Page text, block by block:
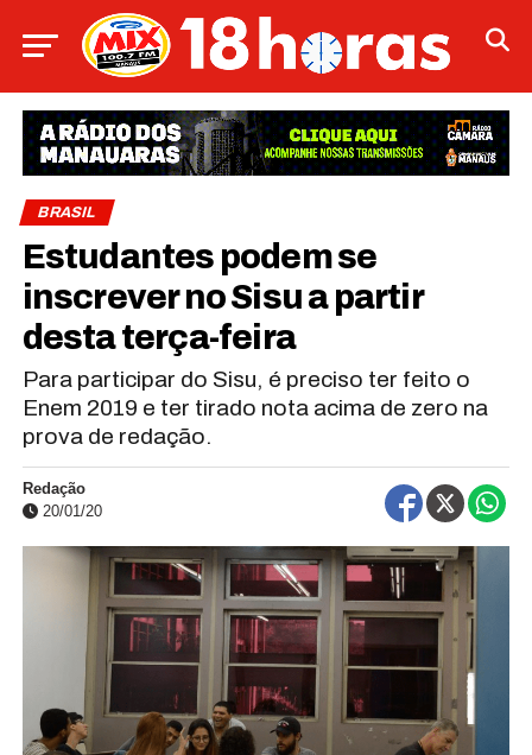
BRASIL
Estudantes podem se
inscrever no Sisu a partir
desta terça-feira
Para participar do Sisu, é preciso ter feito o
Enem 2019 e ter tirado nota acima de zero na
prova de redação.
Redação
20/01/20